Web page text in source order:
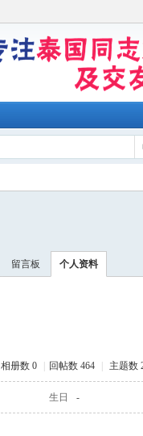
留言板 个人资料
相册数 0 回帖数 464 主题数
生日 -